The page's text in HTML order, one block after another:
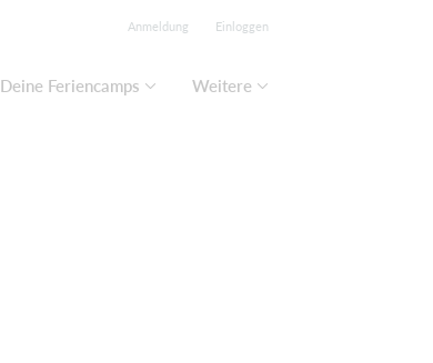
Anmeldung Einloggen
Deine Feriencamps Weitere